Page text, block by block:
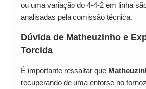
ou uma variação do 4-4-2 em linha
analisadas pela comissão técnica.
Dúvida de Matheuzinho e
Torcida
É importante ressaltar que
recuperando de uma entorse no